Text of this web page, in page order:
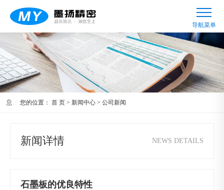
您的位置： 首 页 > 新闻中心 > 公司新闻
新闻详情 NEWS DETAILS
石墨板的优良特性